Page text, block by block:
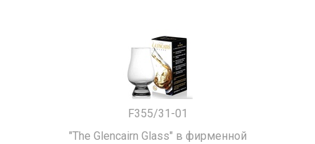
F355/31-01
"The Glencairn Glass" в фирменной